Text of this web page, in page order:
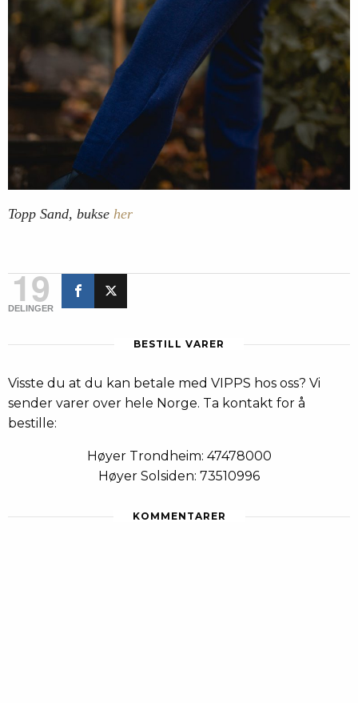
Topp Sand, bukse her
19
DELINGER
BESTILL VARER
Visste du at du kan betale med VIPPS hos oss? Vi
sender varer over hele Norge. Ta kontakt for å
bestille:
Høyer Trondheim: 47478000
Høyer Solsiden: 73510996
KOMMENTARER